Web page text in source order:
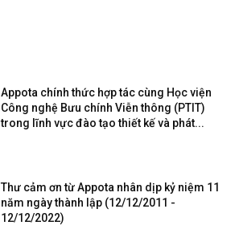
Appota chính thức hợp tác cùng Học viện
Công nghệ Bưu chính Viễn thông (PTIT)
trong lĩnh vực đào tạo thiết kế và phát...
Thư cảm ơn từ Appota nhân dịp kỷ niệm 11
năm ngày thành lập (12/12/2011 -
12/12/2022)